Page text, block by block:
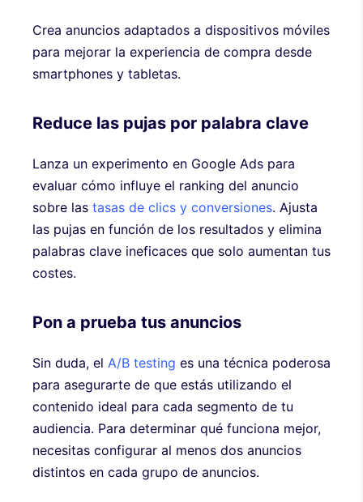
Crea anuncios adaptados a dispositivos móviles
para mejorar la experiencia de compra desde
smartphones y tabletas.
Reduce las pujas por palabra clave
Lanza un experimento en Google Ads para
evaluar cómo influye el ranking del anuncio
sobre las tasas de clics y conversiones. Ajusta
las pujas en función de los resultados y elimina
palabras clave ineficaces que solo aumentan tus
costes.
Pon a prueba tus anuncios
Sin duda, el A/B testing es una técnica poderosa
para asegurarte de que estás utilizando el
contenido ideal para cada segmento de tu
audiencia. Para determinar qué funciona mejor,
necesitas configurar al menos dos anuncios
distintos en cada grupo de anuncios.